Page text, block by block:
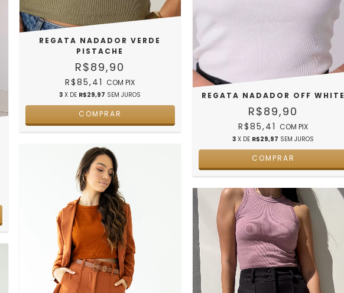
REGATA NADADOR VERDE
PISTACHE
R$89,90
R$85,41 COM PIX
3 X DE R$29,97 SEM JUROS
COMPRAR
REGATA NADADOR OFF WHITE
R$89,90
R$85,41 COM PIX
3 X DE R$29,97 SEM JUROS
COMPRAR